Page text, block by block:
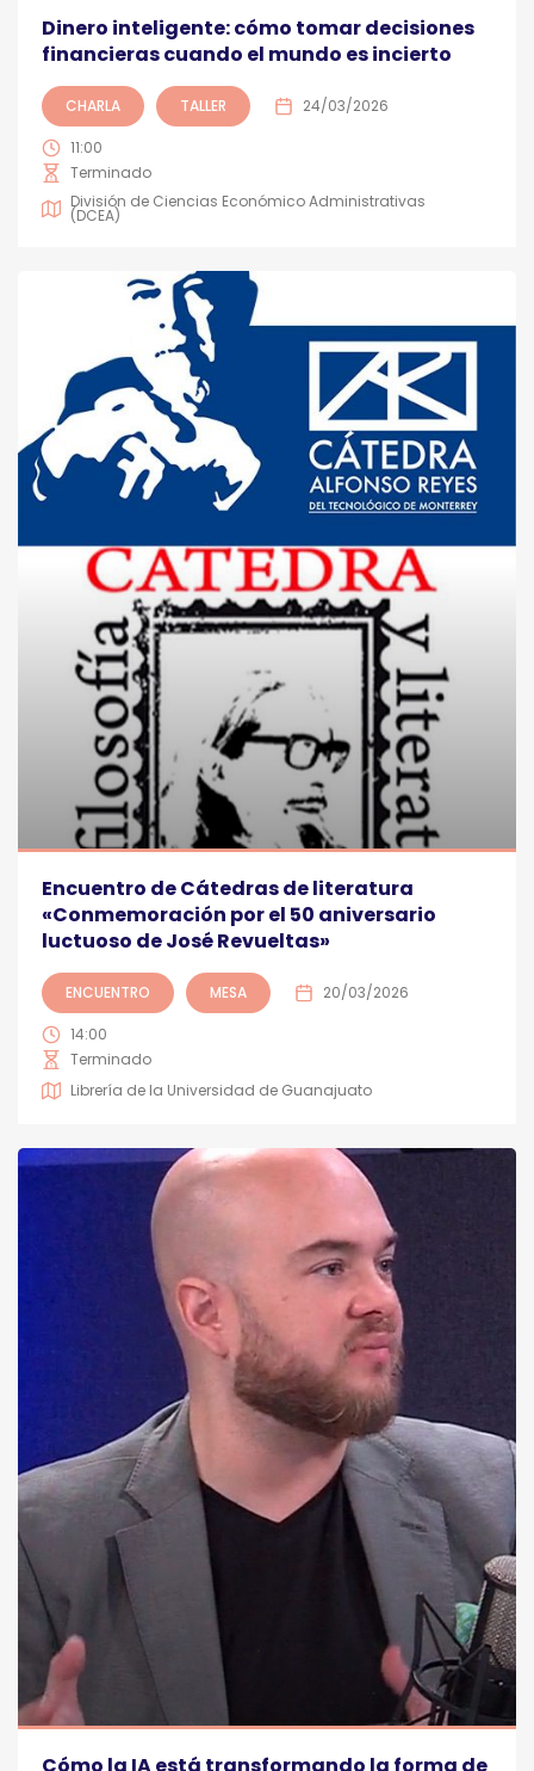
Dinero inteligente: cómo tomar decisiones
financieras cuando el mundo es incierto
CHARLA TALLER 24/03/2026
11:00
Terminado
División de Ciencias Económico Administrativas
(DCEA)
Encuentro de Cátedras de literatura
«Conmemoración por el 50 aniversario
luctuoso de José Revueltas»
ENCUENTRO MESA 20/03/2026
14:00
Terminado
Librería de la Universidad de Guanajuato
Cómo la IA está transformando la forma de